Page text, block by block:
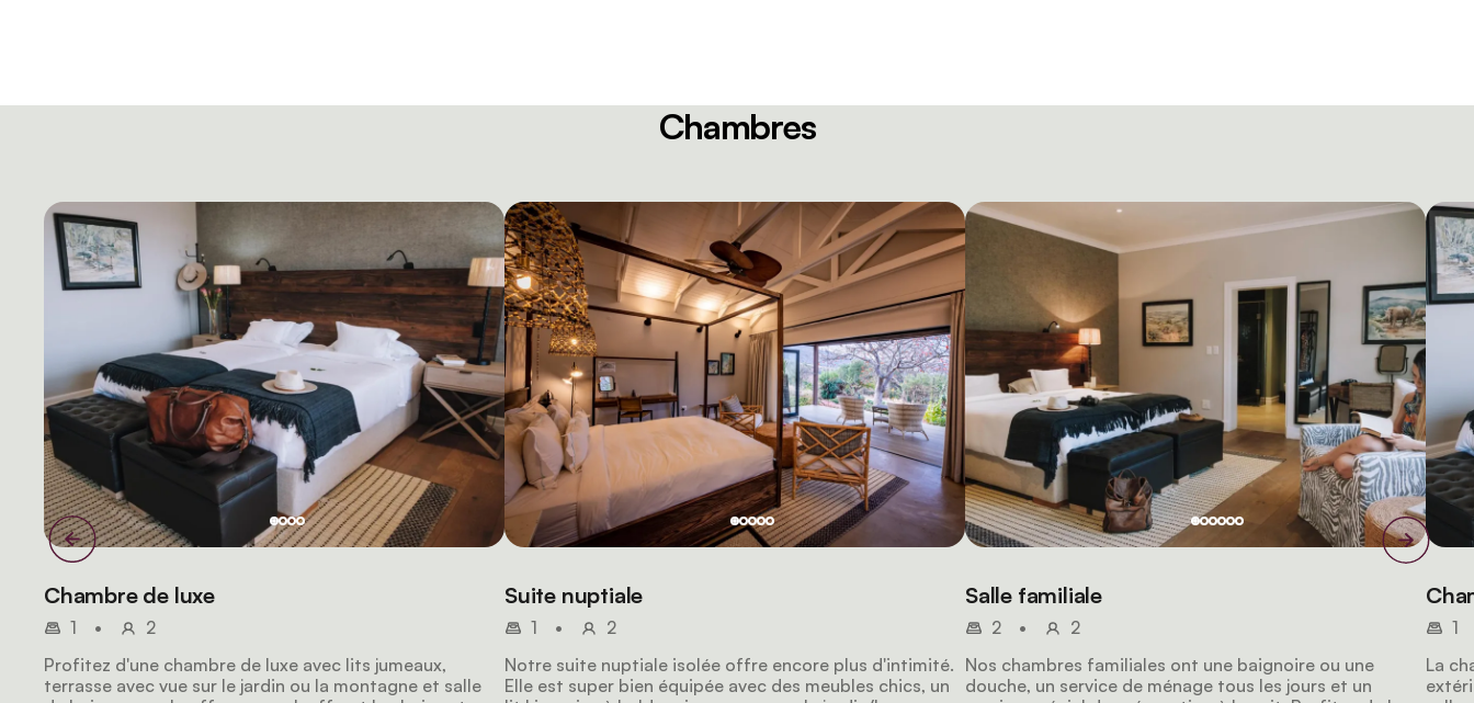
Chambres
Chambre de luxe
1 •
2
Profitez d'une chambre de luxe avec lits jumeaux,
terrasse avec vue sur le jardin ou la montagne et salle
Suite nuptiale
1 •
2
Notre suite nuptiale isolée offre encore plus d'intimité.
Elle est super bien équipée avec des meubles chics, un
Salle familiale
2 •
2
Nos chambres familiales ont une baignoire ou une
douche, un service de ménage tous les jours et un
1
La